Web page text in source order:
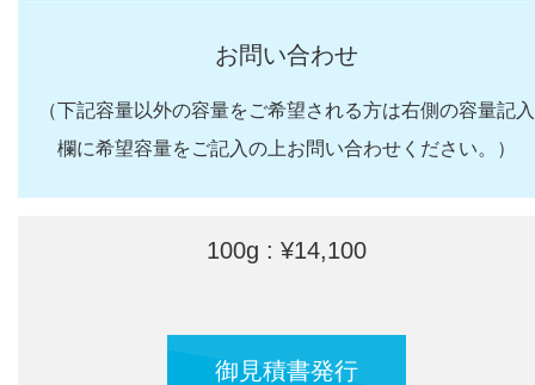
お問い合わせ
（下記容量以外の容量をご希望される方は右側の容量記入
欄に希望容量をご記入の上お問い合わせください。）
100g : ¥14,100
御見積書発行